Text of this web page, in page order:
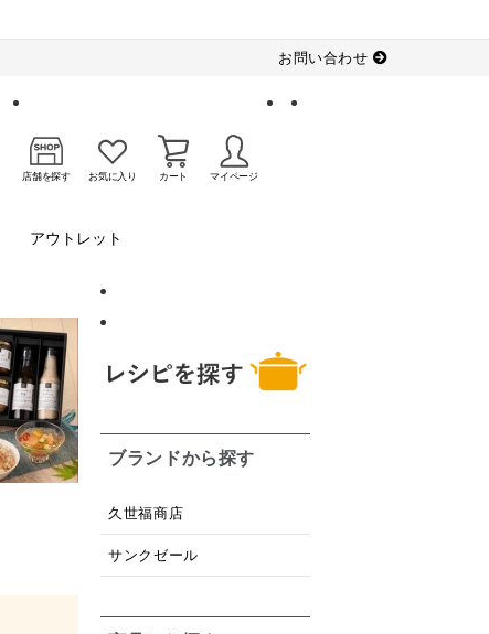
お問い合わせ
店舗を探す お気に入り カート マイページ
アウトレット
ブランドから探す
久世福商店
サンクゼール